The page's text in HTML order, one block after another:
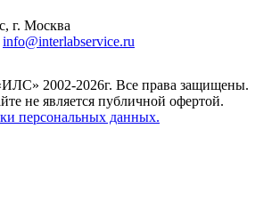
г. Москва
info@interlabservice.ru
2002-2026г. Все права защищены.
не является публичной офертой.
персональных данных.